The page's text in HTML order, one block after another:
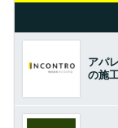
アパ
の施